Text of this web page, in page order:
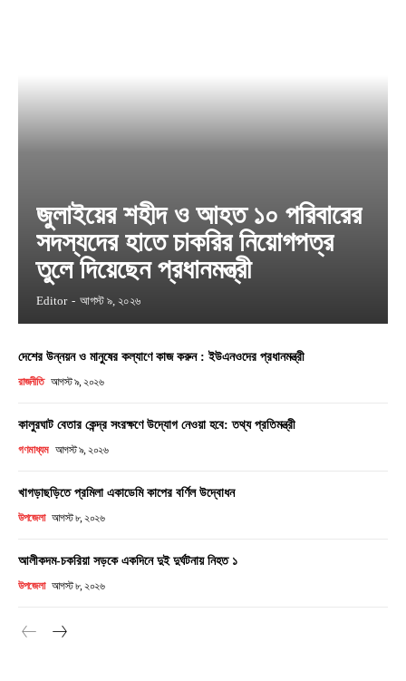
জুলাইয়ের শহীদ ও আহত ১০ পরিবারের
সদস্যদের হাতে চাকরির নিয়োগপত্র
তুলে দিয়েছেন প্রধানমন্ত্রী
Editor - আগস্ট ৯, ২০২৬
দেশের উন্নয়ন ও মানুষের কল্যাণে কাজ করুন : ইউএনওদের প্রধানমন্ত্রী
রাজনীতি আগস্ট ৯, ২০২৬
কালুরঘাট বেতার কেন্দ্র সংরক্ষণে উদ্যোগ নেওয়া হবে: তথ্য প্রতিমন্ত্রী
গণমাধ্যম আগস্ট ৯, ২০২৬
খাগড়াছড়িতে প্রমিলা একাডেমি কাপের বর্ণিল উদ্বোধন
উপজেলা আগস্ট ৮, ২০২৬
আলীকদম-চকরিয়া সড়কে একদিনে দুই দুর্ঘটনায় নিহত ১
উপজেলা আগস্ট ৮, ২০২৬